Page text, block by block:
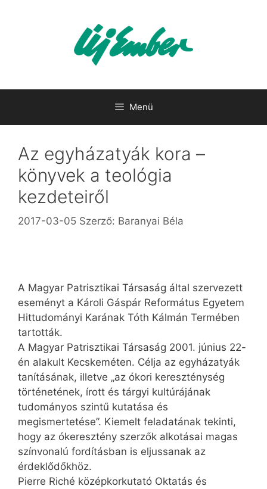
Menü
Az egyházatyák kora –
könyvek a teológia
kezdeteiről
2017-03-05 Szerző: Baranyai Béla
A Magyar Patrisztikai Társaság által szervezett
eseményt a Károli Gáspár Református Egyetem
Hittudományi Karának Tóth Kálmán Termében
tartották.
A Magyar Patrisztikai Társaság 2001. június 22-
én alakult Kecskeméten. Célja az egyházatyák
tanításának, illetve „az ókori kereszténység
történetének, írott és tárgyi kultúrájának
tudományos szintű kutatása és
megismertetése”. Kiemelt feladatának tekinti,
hogy az ókeresztény szerzők alkotásai magas
színvonalú fordításban is eljussanak az
érdeklődőkhöz.
Pierre Riché középkor­kutató Oktatás és